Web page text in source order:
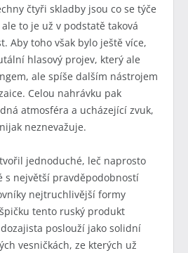
čtyři skladby jsou co se týče
to je už v podstatě taková
Aby toho však bylo ještě více,
hlasový projev, který ale
ale spíše dalším nástrojem
Celou nahrávku pak
atmosféra a ucházející zvuk,
neznevažuje.
jednoduché, leč naprosto
největší pravděpodobností
nejtruchlivější formy
tento ruský produkt
poslouží jako solidní
vesničkách, ze kterých už